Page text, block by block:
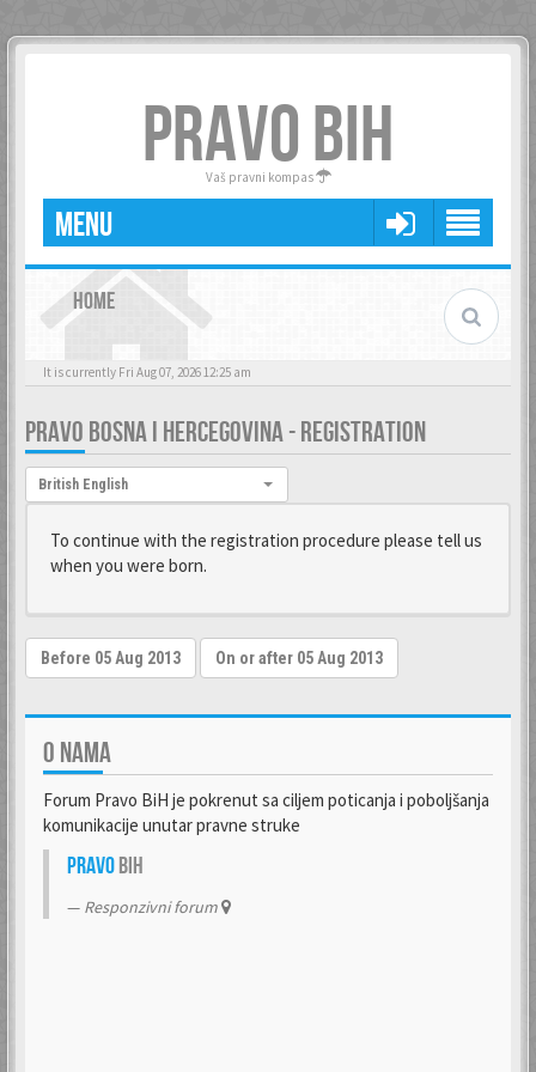
PRAVO BIH
Vaš pravni kompas
MENU
HOME
It is currently Fri Aug 07, 2026 12:25 am
PRAVO BOSNA I HERCEGOVINA - REGISTRATION
Language:
British English
To continue with the registration procedure please tell us
when you were born.
O NAMA
Forum Pravo BiH je pokrenut sa ciljem poticanja i poboljšanja
komunikacije unutar pravne struke
PravoBiH
Responzivni forum